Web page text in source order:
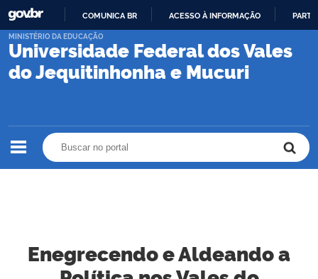
PARA
CONTEÚDO
COMUNICA BR ACESSO À INFORMAÇÃO
Universidade Federal dos Vales
do Jequitinhonha e Mucuri
MINISTÉRIO DA EDUCAÇÃO
Enegrecendo e Aldeando a